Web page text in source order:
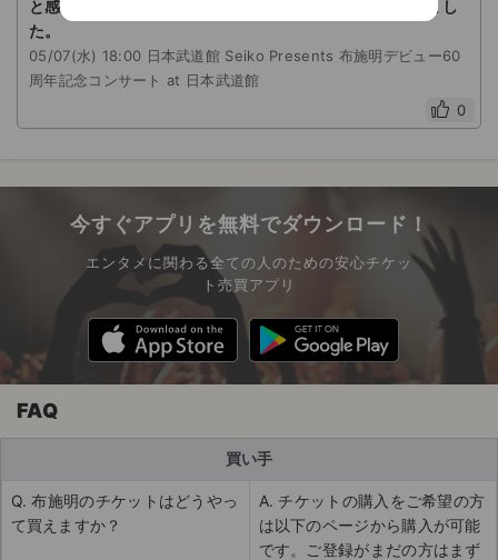
と感じました。とっても幸せな時間をありがとうございまし
た。
05/07(水) 18:00 日本武道館 Seiko Presents 布施明デビュー60
周年記念コンサート at 日本武道館
0
今すぐアプリを無料でダウンロード！
エンタメに関わる全ての人のための安心チケッ
ト売買アプリ
FAQ
買い手
Q. 布施明のチケットはどうやっ
て買えますか？
A. チケットの購入をご希望の方
は以下のページから購入が可能
です。ご登録がまだの方はまず